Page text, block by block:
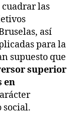
cuadrar las
así
para la
supuesto que
superior
en
social.